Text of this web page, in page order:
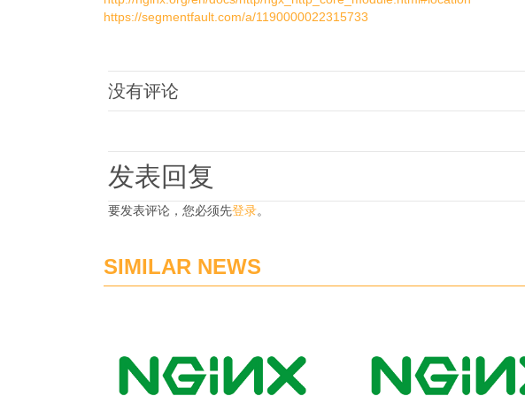
https://segmentfault.com/a/1190000022315733
没有评论
发表回复
要发表评论，您必须先登录。
SIMILAR NEWS